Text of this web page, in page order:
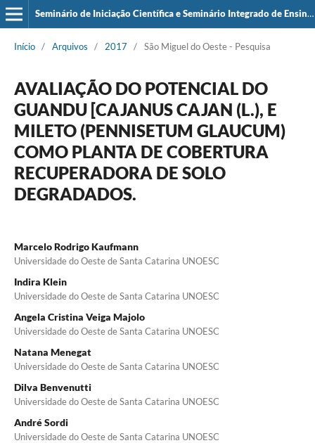
Seminário de Iniciação Científica e Seminário Integrado de Ensino, Pesquisa e Extensão (SIEPE)
Início / Arquivos / 2017 / São Miguel do Oeste - Pesquisa
AVALIAÇÃO DO POTENCIAL DO
GUANDU [CAJANUS CAJAN (L.), E
MILETO (PENNISETUM GLAUCUM)
COMO PLANTA DE COBERTURA
RECUPERADORA DE SOLO
DEGRADADOS.
Marcelo Rodrigo Kaufmann
Universidade do Oeste de Santa Catarina UNOESC
Indira Klein
Universidade do Oeste de Santa Catarina UNOESC
Angela Cristina Veiga Majolo
Universidade do Oeste de Santa Catarina UNOESC
Natana Menegat
Universidade do Oeste de Santa Catarina UNOESC
Dilva Benvenutti
Universidade do Oeste de Santa Catarina UNOESC
André Sordi
Universidade do Oeste de Santa Catarina UNOESC